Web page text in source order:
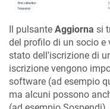
Il pulsante Aggiorna si
del profilo di un socio e
stato dell'iscrizione di
iscrizione vengono
software (ad esempio
ma alcuni possono